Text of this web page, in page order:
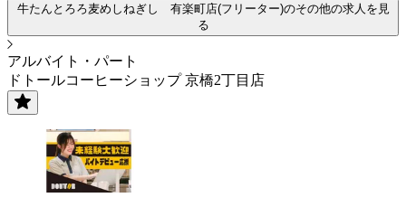
牛たんとろろ麦めしねぎし 有楽町店(フリーター)のその他の求人を見
る
アルバイト・パート
ドトールコーヒーショップ 京橋2丁目店